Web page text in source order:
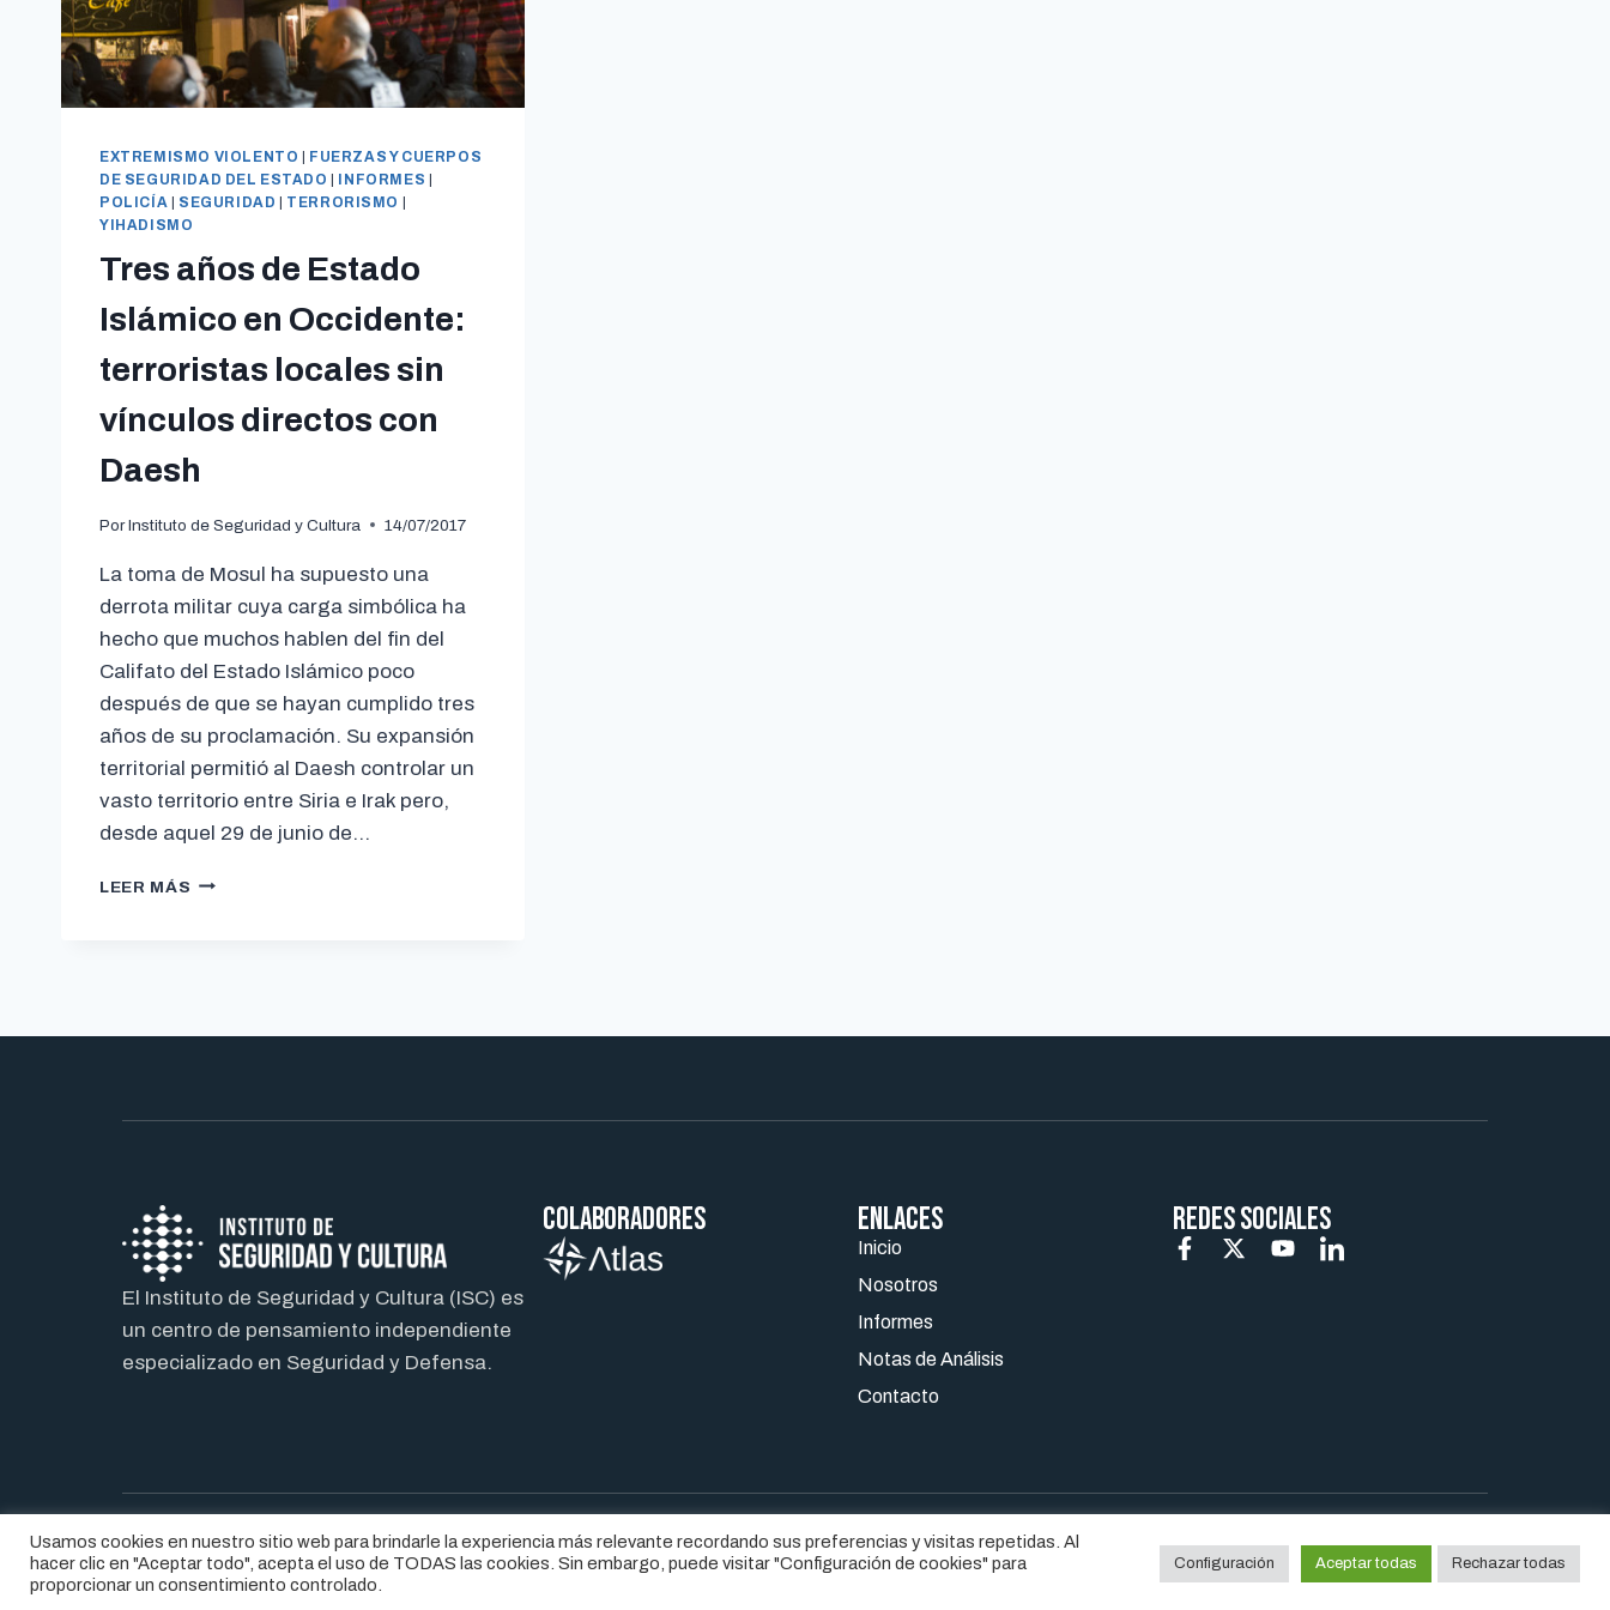
EXTREMISMO VIOLENTO
FUERZAS Y CUERPOS
DE SEGURIDAD DEL ESTADO
INFORMES
POLICÍA
SEGURIDAD TERRORISMO
YIHADISMO
Tres años de Estado
Islámico en Occidente:
terroristas locales sin
vínculos directos con
Daesh
Por Instituto de Seguridad y Cultura 14/07/2017
La toma de Mosul ha supuesto una
derrota militar cuya carga simbólica ha
hecho que muchos hablen del fin del
Califato del Estado Islámico poco
después de que se hayan cumplido tres
años de su proclamación. Su expansión
territorial permitió al Daesh controlar un
vasto territorio entre Siria e Irak pero,
desde aquel 29 de junio de…
LEER MÁS
El Instituto de Seguridad y Cultura (ISC) es
un centro de pensamiento independiente
especializado en Seguridad y Defensa.
Colaboradores ENLACES
Inicio
Nosotros
Informes
Notas de Análisis
Contacto
REDES SOCIALES
® 2026. INSTITUTO DE SEGURIDAD Y CULTURA AVISO LEGAL POLÍTICA DE COOKIES
Usamos cookies en nuestro sitio web para brindarle la experiencia más relevante recordando sus preferencias y visitas repetidas. Al
hacer clic en "Aceptar todo", acepta el uso de TODAS las cookies. Sin embargo, puede visitar "Configuración de cookies" para
proporcionar un consentimiento controlado.
Configuración Aceptar todas Rechazar todas